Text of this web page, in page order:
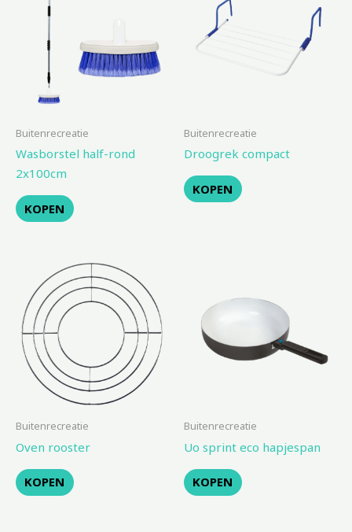
Buitenrecreatie
Wasborstel half-rond
2x100cm
KOPEN
Buitenrecreatie
Droogrek compact
KOPEN
Buitenrecreatie
Oven rooster
KOPEN
Buitenrecreatie
Uo sprint eco hapjespan
KOPEN